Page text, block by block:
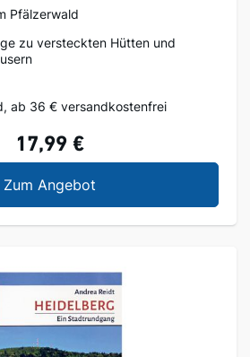
Pfälzerwald
zu versteckten Hütten und
ab 36 € versandkostenfrei
17,99 €
Zum AngebotHütten-Geheimtipps